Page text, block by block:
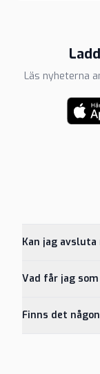
Läs nyheterna
Kan jag
Vad får jag
Finns det